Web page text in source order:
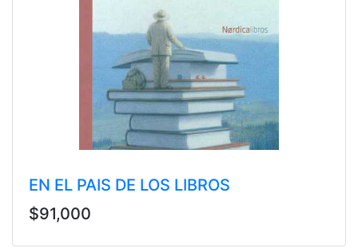
EN EL PAIS DE LOS LIBROS
$91,000